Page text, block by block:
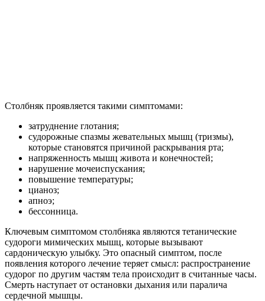
Столбняк проявляется такими симптомами:
затруднение глотания;
судорожные спазмы жевательных мышц (тризмы),
которые становятся причиной раскрывания рта;
напряженность мышц живота и конечностей;
нарушение мочеиспускания;
повышение температуры;
цианоз;
апноэ;
бессонница.
Ключевым симптомом столбняка являются тетанические
судороги мимических мышц, которые вызывают
сардоническую улыбку. Это опасный симптом, после
появления которого лечение теряет смысл: распространение
судорог по другим частям тела происходит в считанные часы.
Смерть наступает от остановки дыхания или паралича
сердечной мышцы.